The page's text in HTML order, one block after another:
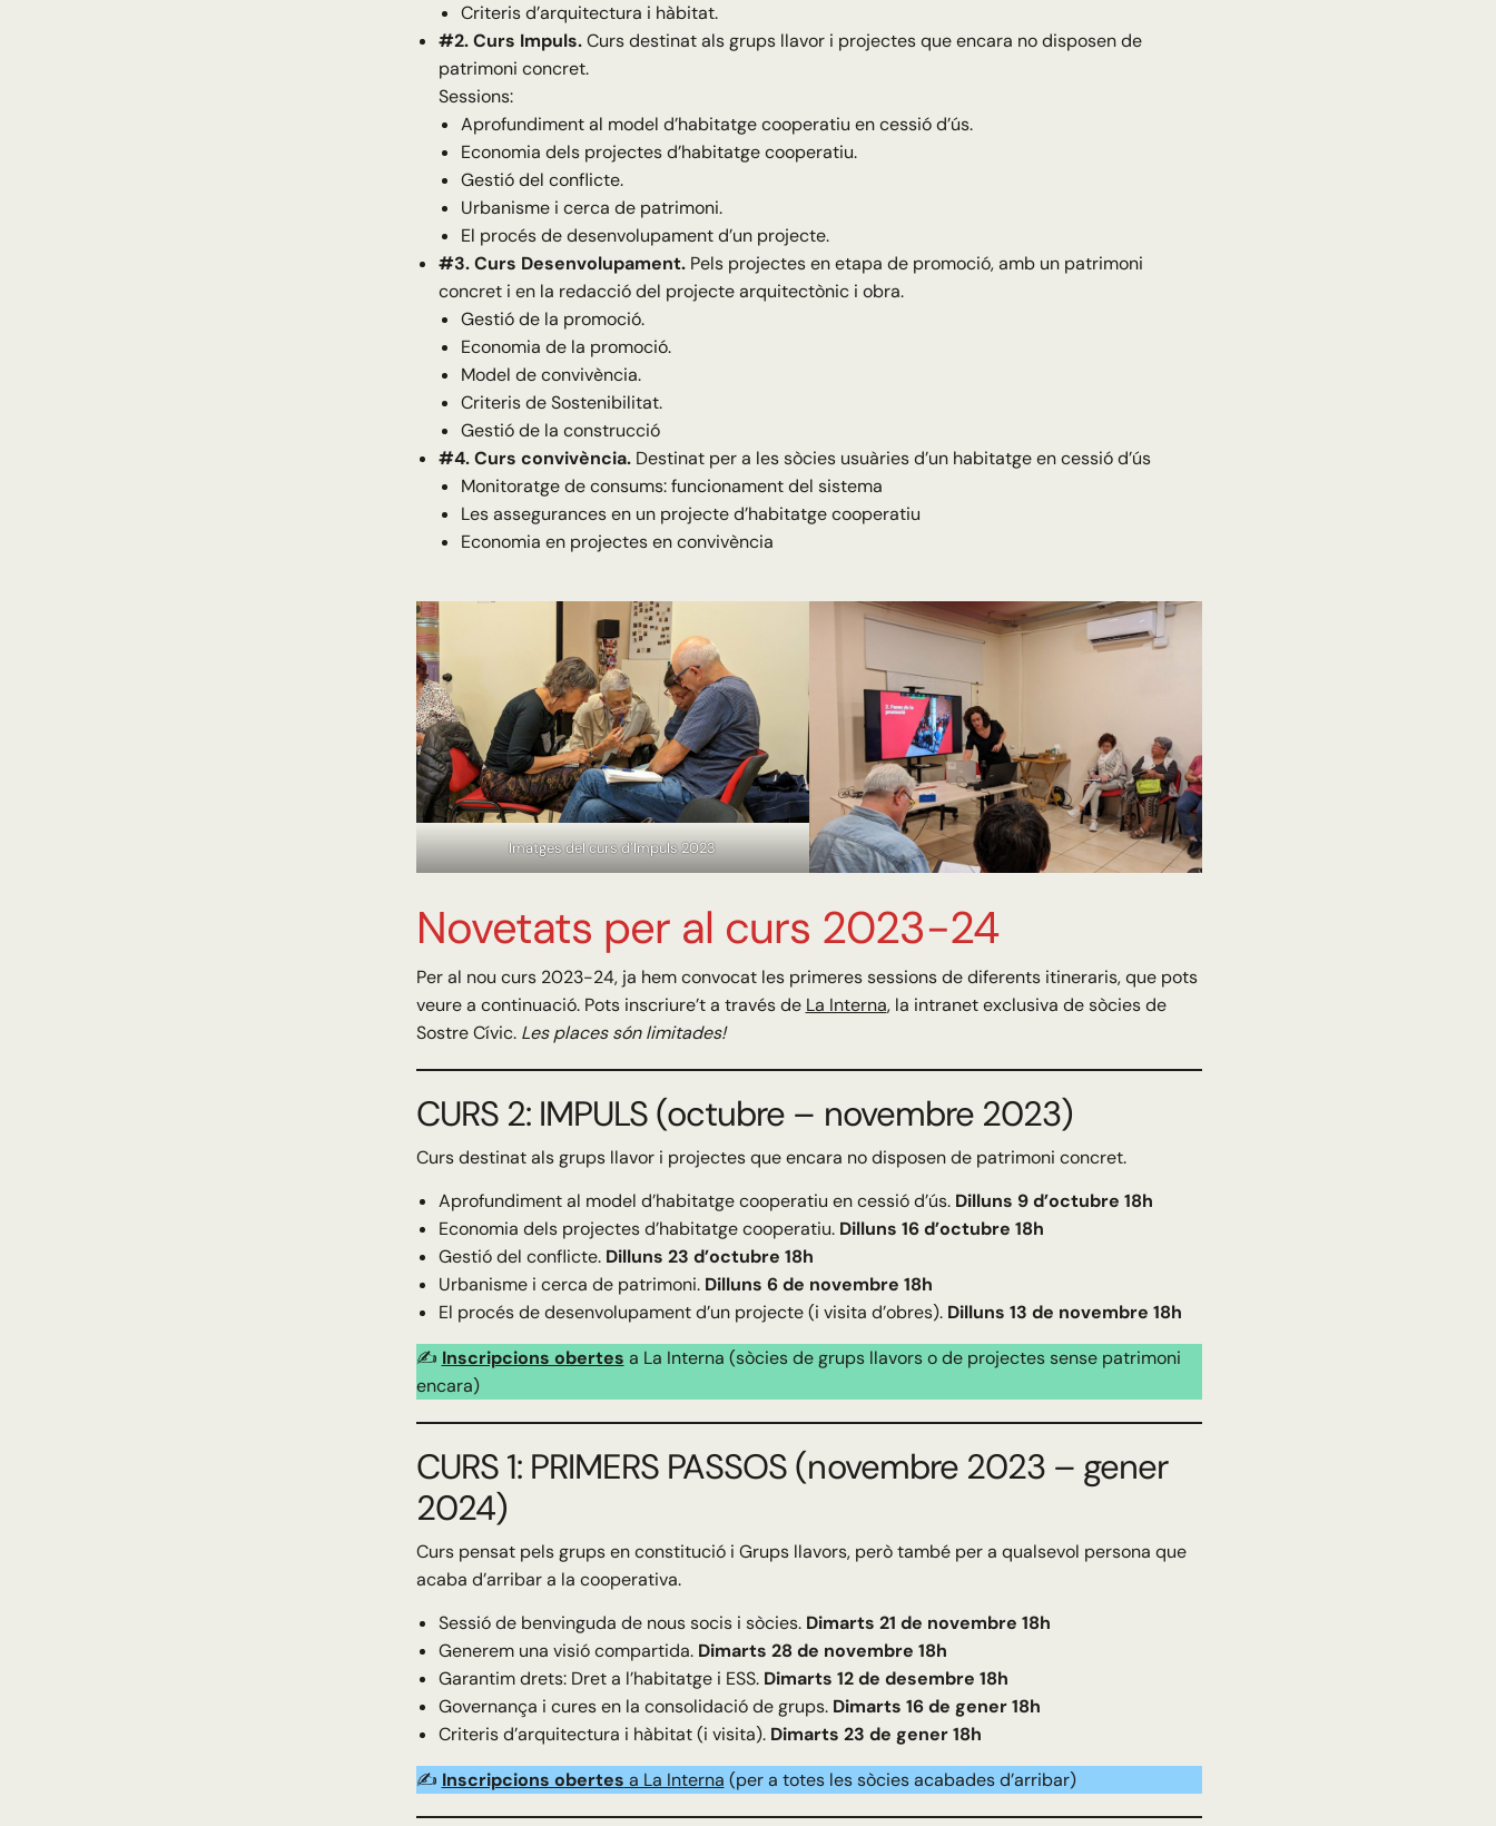
Criteris d’arquitectura i hàbitat.
#2. Curs Impuls.Curs destinat als grups llavor i projectes que encara no disposen de
patrimoni concret.
Sessions:
Aprofundiment al model d’habitatge cooperatiu en cessió d’ús.
Economia dels projectes d’habitatge cooperatiu.
Gestió del conflicte.
Urbanisme i cerca de patrimoni.
El procés de desenvolupament d’un projecte.
#3. Curs Desenvolupament. Pels projectes en etapa de promoció, amb un patrimoni
concret i en la redacció del projecte arquitectònic i obra.
Gestió de la promoció.
Economia de la promoció.
Model de convivència.
Criteris de Sostenibilitat.
Gestió de la construcció
#4. Curs convivència.Destinat per a les sòcies usuàries d’un habitatge en cessió d’ús
Monitoratge de consums: funcionament del sistema
Les assegurances en un projecte d’habitatge cooperatiu
Economia en projectes en convivència
Imatges del curs d’Impuls 2023
Novetats per al curs 2023-24
Per al nou curs 2023-24, ja hem convocat les primeres sessions de diferents itineraris, que pots
veure a continuació. Pots inscriure’t a través de La Interna, la intranet exclusiva de sòcies de
Sostre Cívic. Les places són limitades!
CURS 2: IMPULS (octubre – novembre 2023)
Curs destinat als grups llavor i projectes que encara no disposen de patrimoni concret.
Aprofundiment al model d’habitatge cooperatiu en cessió d’ús. Dilluns 9 d’octubre 18h
Economia dels projectes d’habitatge cooperatiu. Dilluns 16 d’octubre 18h
Gestió del conflicte. Dilluns 23 d’octubre 18h
Urbanisme i cerca de patrimoni. Dilluns 6 de novembre 18h
El procés de desenvolupament d’un projecte (i visita d’obres). Dilluns 13 de novembre 18h
✍️ Inscripcions obertes a La Interna (sòcies de grups llavors o de projectes sense patrimoni
encara)
CURS 1: PRIMERS PASSOS (novembre 2023 – gener
2024)
Curs pensat pels grups en constitució i Grups llavors, però també per a qualsevol persona que
acaba d’arribar a la cooperativa.
Sessió de benvinguda de nous socis i sòcies. Dimarts 21 de novembre 18h
Generem una visió compartida. Dimarts 28 de novembre 18h
Garantim drets: Dret a l’habitatge i ESS. Dimarts 12 de desembre 18h
Governança i cures en la consolidació de grups. Dimarts 16 de gener 18h
Criteris d’arquitectura i hàbitat (i visita). Dimarts 23 de gener 18h
✍️ Inscripcions obertes a La Interna (per a totes les sòcies acabades d’arribar)